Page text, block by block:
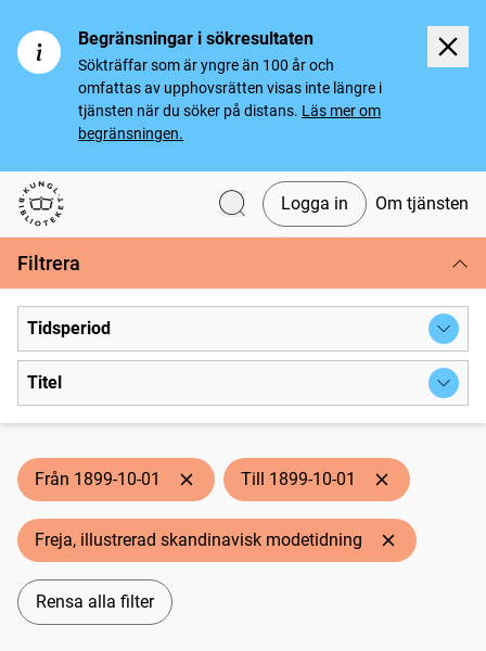
Begränsningar i sökresultaten
Sökträffar som är yngre än 100 år och
omfattas av upphovsrätten visas inte längre i
tjänsten när du söker på distans. Läs mer om
begränsningen.
Svenska tidningar
Logga in Om tjänsten
Filtrera
Tidsperiod
Titel
Från 1899-10-01 Till 1899-10-01
Freja, illustrerad skandinavisk modetidning
Rensa alla filter